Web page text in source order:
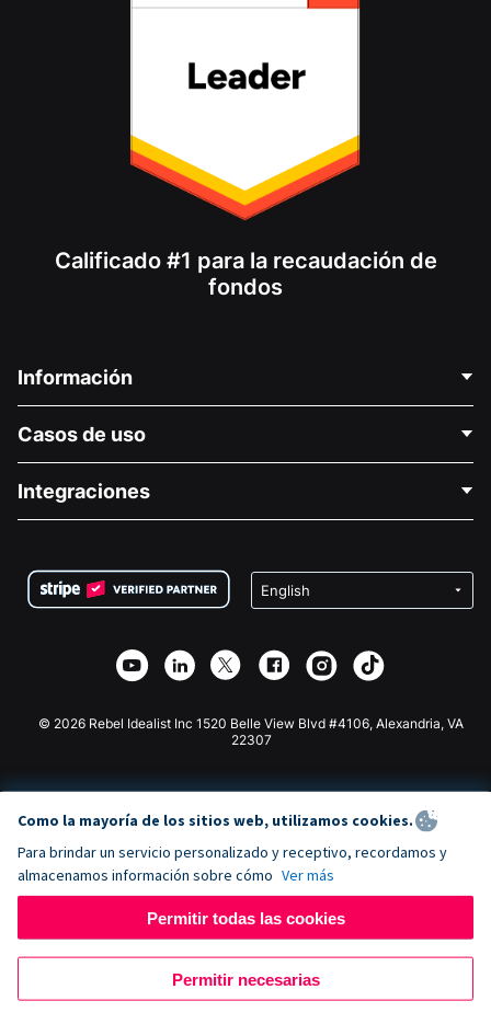
Calificado #1 para la recaudación de
fondos
Información
Acerca de nosotros
Carreras
Privacidad
Asociación de afiliados
Casos de uso
Recaudación de fondos para fines médicos
Recaudación de fondos para escuelas
Integraciones
Plugin de donaciones de Wix
Aplicación de donaciones de Webflow
Donaciones de Joomla
© 2026 Rebel Idealist Inc 1520 Belle View Blvd #4106, Alexandria, VA
22307
Como la mayoría de los sitios web, utilizamos cookies.
Para brindar un servicio personalizado y receptivo, recordamos y
almacenamos información sobre cómo Ver más
Permitir todas las cookies
Permitir necesarias